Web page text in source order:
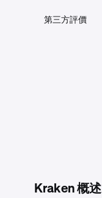
第三方評價
Kraken 概述